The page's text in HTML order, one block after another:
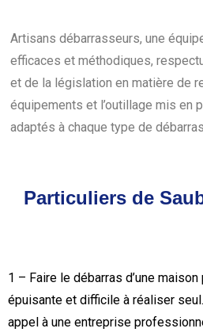
Artisans débarrasseurs, une
efficaces et méthodiques,
et de la législation en matière de
équipements et l’outillage mis en
adaptés à chaque type de
Particuliers de
1 – Faire le débarras d’une
épuisante et difficile à réaliser
appel à une entreprise